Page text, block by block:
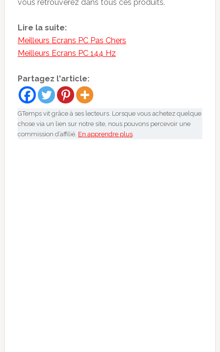
vous retrouverez dans tous ces produits.
Lire la suite:
Meilleurs Ecrans PC Pas Chers
Meilleurs Ecrans PC 144 Hz
Partagez l'article:
GTemps vit grâce à ses lecteurs. Lorsque vous achetez quelque
chose via un lien sur notre site, nous pouvons percevoir une
commission d’affilié. En apprendre plus.